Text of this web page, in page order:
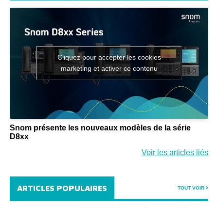
Cliquez pour accepter les cookies
marketing et activer ce contenu
Snom présente les nouveaux modèles de la série
D8xx
Voir les articles liés
ARTICLES POPULAIRES TOUT VOIR